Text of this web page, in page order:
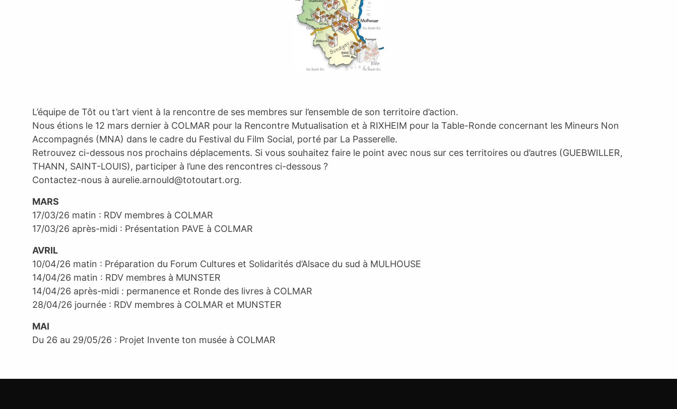
L’équipe de Tôt ou t’art vient à la rencontre de ses membres sur l’ensemble de son territoire d’action.
Nous étions le 12 mars dernier à COLMAR pour la Rencontre Mutualisation et à RIXHEIM pour la Table-Ronde concernant les Mineurs Non
Accompagnés (MNA) dans le cadre du Festival du Film Social, porté par La Passerelle.
Retrouvez ci-dessous nos prochains déplacements. Si vous souhaitez faire le point avec nous sur ces territoires ou d’autres (GUEBWILLER,
THANN, SAINT-LOUIS), participer à l’une des rencontres ci-dessous ?
Contactez-nous à aurelie.arnould@totoutart.org.
MARS
17/03/26 matin : RDV membres à COLMAR
17/03/26 après-midi : Présentation PAVE à COLMAR
AVRIL
10/04/26 matin : Préparation du Forum Cultures et Solidarités d’Alsace du sud à MULHOUSE
14/04/26 matin : RDV membres à MUNSTER
14/04/26 après-midi : permanence et Ronde des livres à COLMAR
28/04/26 journée : RDV membres à COLMAR et MUNSTER
MAI
Du 26 au 29/05/26 : Projet Invente ton musée à COLMAR